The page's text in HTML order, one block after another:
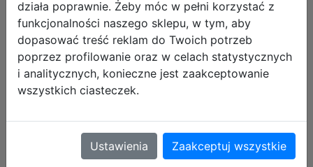
DO KOSZYKA
CoolPack Zestaw Szkolny Game
działa poprawnie. Żeby móc w pełni korzystać z
funkcjonalności naszego sklepu, w tym, aby
dopasować treść reklam do Twoich potrzeb
poprzez profilowanie oraz w celach statystycznych
i analitycznych, konieczne jest zaakceptowanie
wszystkich ciasteczek.
Ustawienia Zaakceptuj wszystkie